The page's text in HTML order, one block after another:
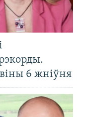
6 жніўня